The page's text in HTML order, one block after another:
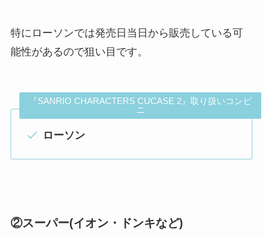
特にローソンでは発売日当日から販売している可
能性があるので狙い目です。
『SANRIO CHARACTERS CUCASE 2』取り扱いコンビ
ニ
ローソン
②スーパー(イオン・ドンキなど)